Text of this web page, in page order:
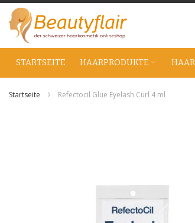
Zum
Inhalt
STARTSEITE HAARPRODUKTE
Startseite Refectocil Glue Eyelash Curl 4 ml